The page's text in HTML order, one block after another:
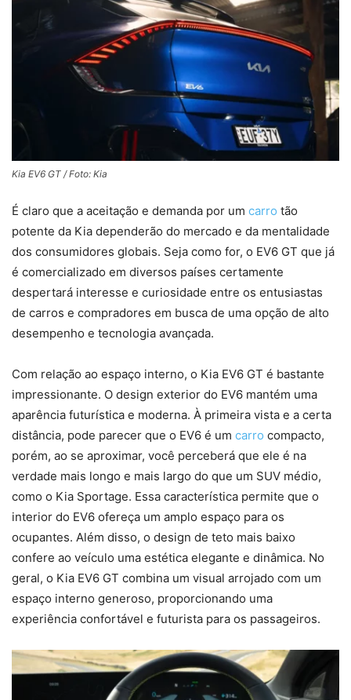
Kia EV6 GT / Foto: Kia
É claro que a aceitação e demanda por um carro tão
potente da Kia dependerão do mercado e da mentalidade
dos consumidores globais. Seja como for, o EV6 GT que já
é comercializado em diversos países certamente
despertará interesse e curiosidade entre os entusiastas
de carros e compradores em busca de uma opção de alto
desempenho e tecnologia avançada.
Com relação ao espaço interno, o Kia EV6 GT é bastante
impressionante. O design exterior do EV6 mantém uma
aparência futurística e moderna. À primeira vista e a certa
distância, pode parecer que o EV6 é um carro compacto,
porém, ao se aproximar, você perceberá que ele é na
verdade mais longo e mais largo do que um SUV médio,
como o Kia Sportage. Essa característica permite que o
interior do EV6 ofereça um amplo espaço para os
ocupantes. Além disso, o design de teto mais baixo
confere ao veículo uma estética elegante e dinâmica. No
geral, o Kia EV6 GT combina um visual arrojado com um
espaço interno generoso, proporcionando uma
experiência confortável e futurista para os passageiros.